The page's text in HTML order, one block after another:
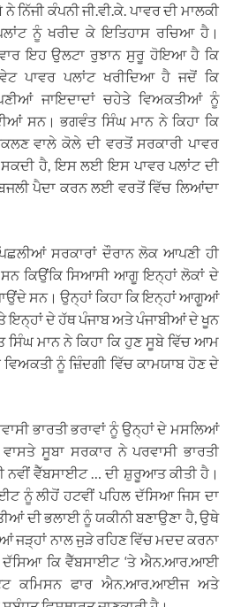
ਨਿੱਜੀ ਕੰਪਨੀ ਜੀ.ਵੀ.ਕੇ. ਪਾਵਰ ਦੀ ਮਾਲਕੀ
ਨੂੰ ਖਰੀਦ ਕੇ ਇਤਿਹਾਸ ਰਚਿਆ ਹੈ।
ਵਾਰ ਇਹ ਉਲਟਾ ਰੁਝਾਨ ਸੁਰੂ ਹੋਇਆ ਹੈ ਕਿ
ਪਾਵਰ ਪਲਾਂਟ ਖਰੀਦਿਆ ਹੈ ਜਦੋਂ ਕਿ
ਜਾਇਦਾਦਾਂ ਚਹੇਤੇ ਵਿਅਕਤੀਆਂ ਨੂੰ
ਸਨ। ਭਗਵੰਤ ਸਿੰਘ ਮਾਨ ਨੇ ਕਿਹਾ ਕਿ
ਵਾਲੇ ਕੋਲੇ ਦੀ ਵਰਤੋਂ ਸਰਕਾਰੀ ਪਾਵਰ
ਸਕਦੀ ਹੈ, ਇਸ ਲਈ ਇਸ ਪਾਵਰ ਪਲਾਂਟ ਦੀ
ਪੈਦਾ ਕਰਨ ਲਈ ਵਰਤੋਂ ਵਿੱਚ ਲਿਆਂਦਾ
ਸਰਕਾਰਾਂ ਦੌਰਾਨ ਲੋਕ ਆਪਣੀ ਹੀ
ਸਨ ਕਿਉਂਕਿ ਸਿਆਸੀ ਆਗੂ ਇਨ੍ਹਾਂ ਲੋਕਾਂ ਦੇ
ਸਨ। ਉਨ੍ਹਾਂ ਕਿਹਾ ਕਿ ਇਨ੍ਹਾਂ ਆਗੂਆਂ
ਦੇ ਹੱਥ ਪੰਜਾਬ ਅਤੇ ਪੰਜਾਬੀਆਂ ਦੇ ਖੂਨ
ਮਾਨ ਨੇ ਕਿਹਾ ਕਿ ਹੁਣ ਸੂਬੇ ਵਿੱਚ ਆਮ
ਨੂੰ ਜ਼ਿੰਦਗੀ ਵਿੱਚ ਕਾਮਯਾਬ ਹੋਣ ਦੇ
ਭਾਰਤੀ ਭਰਾਵਾਂ ਨੂੰ ਉਨ੍ਹਾਂ ਦੇ ਮਸਲਿਆਂ
ਸੂਬਾ ਸਰਕਾਰ ਨੇ ਪਰਵਾਸੀ ਭਾਰਤੀ
ਨਵੀਂ ਵੈੱਬਸਾਈਟ … ਦੀ ਸ਼ੁਰੂਆਤ ਕੀਤੀ ਹੈ।
ਨੂੰ ਲੀਹੋਂ ਹਟਵੀਂ ਪਹਿਲ ਦੱਸਿਆ ਜਿਸ ਦਾ
ਦੀ ਭਲਾਈ ਨੂੰ ਯਕੀਨੀ ਬਣਾਉਣਾ ਹੈ, ਉਥੇ
ਜੜ੍ਹਾਂ ਨਾਲ ਜੁੜੇ ਰਹਿਣ ਵਿੱਚ ਮਦਦ ਕਰਨਾ
ਦੱਸਿਆ ਕਿ ਵੈੱਬਸਾਈਟ ‘ਤੇ ਐਨ.ਆਰ.ਆਈ
ਕਮਿਸਨ ਫਾਰ ਐਨ.ਆਰ.ਆਈਜ ਅਤੇ